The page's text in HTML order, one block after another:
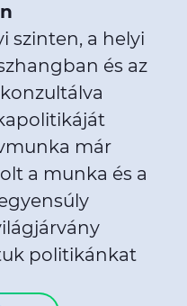
szinten, a helyi
és az
már
a munka és a
politikánkat